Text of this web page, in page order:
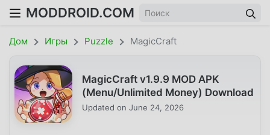
MODDROID.COM
Дом Игры Puzzle MagicCraft
MagicCraft v1.9.9 MOD APK
(Menu/Unlimited Money) Download
Updated on June 24, 2026